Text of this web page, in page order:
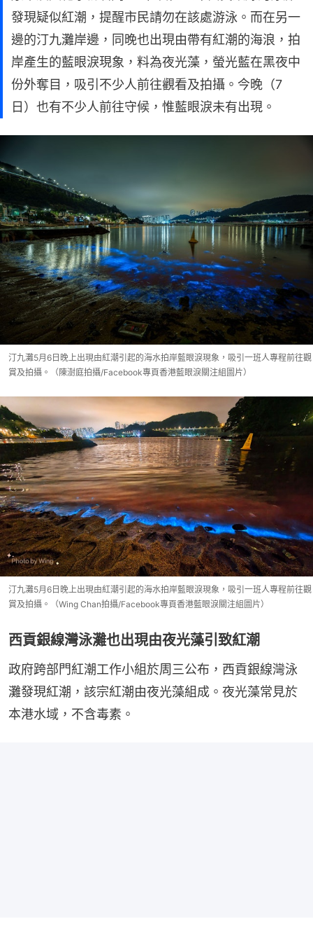
發現疑似紅潮，提醒市民請勿在該處游泳。而在另一
邊的汀九灘岸邊，同晚也出現由帶有紅潮的海浪，拍
岸產生的藍眼淚現象，料為夜光藻，螢光藍在黑夜中
份外奪目，吸引不少人前往觀看及拍攝。今晚（7
日）也有不少人前往守候，惟藍眼淚未有出現。
汀九灘5月6日晚上出現由紅潮引起的海水拍岸藍眼淚現象，吸引一班人專程前往觀
賞及拍攝。（陳澍庭拍攝/Facebook專頁香港藍眼淚關注組圖片）
汀九灘5月6日晚上出現由紅潮引起的海水拍岸藍眼淚現象，吸引一班人專程前往觀
賞及拍攝。（Wing Chan拍攝/Facebook專頁香港藍眼淚關注組圖片）
西貢銀線灣泳灘也出現由夜光藻引致紅潮
政府跨部門紅潮工作小組於周三公布，西貢銀線灣泳
灘發現紅潮，該宗紅潮由夜光藻組成。夜光藻常見於
本港水域，不含毒素。